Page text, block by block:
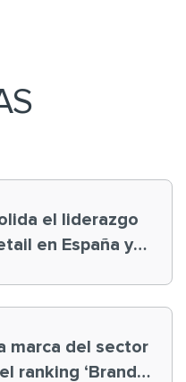
el liderazgo
en España y
marca del sector
‘Brand